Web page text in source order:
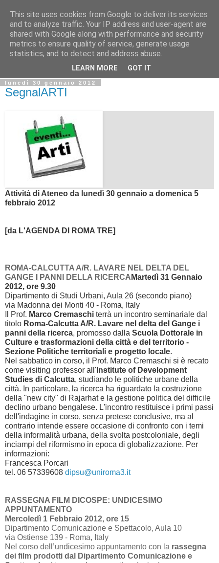
Biblio@rti in
Il Blog della Biblioteca di Area delle arti per condividere
informazioni iniziative incontri
lunedì 30 gennaio 2012
SegnalARTI
Attività di Ateneo da lunedì 30 gennaio a domenica 5
febbraio 2012
[da L'AGENDA DI ROMA TRE]
ROMA-CALCUTTA A/R. LAVARE NEL DELTA DEL
GANGE I PANNI DELLA RICERCA Martedì 31 Gennaio
2012, ore 9.30
Dipartimento di Studi Urbani, Aula 26 (secondo piano)
via Madonna dei Monti 40 - Roma, Italy
Il Prof. Marco Cremaschi terrà un incontro seminariale dal
titolo Roma-Calcutta A/R. Lavare nel delta del Gange i
panni della ricerca, promosso dalla Scuola Dottorale in
Culture e trasformazioni della città e del territorio -
Sezione Politiche territoriali e progetto locale.
Nel sabbatico in corso, il Prof. Marco Cremaschi si è recato
come visiting professor all' Institute of Development
Studies di Calcutta, studiando le politiche urbane della
città. In particolare, la ricerca ha riguardato la costruzione
della "new city" di Rajarhat e la gestione politica del difficile
declino urbano bengalese. L'incontro restituisce i primi passi
dell'indagine in corso, senza pretese conclusive, ma al
contrario intende essere occasione di confronto con i temi
della informalità urbana, della svolta postcoloniale, degli
inciampi del riformismo in epoca di globalizzazione. Per
informazioni:
Francesca Porcari
tel. 06 57339608 dipsu@uniroma3.it
RASSEGNA FILM DICOSPE: UNDICESIMO
APPUNTAMENTO
Mercoledì 1 Febbraio 2012, ore 15
Dipartimento Comunicazione e Spettacolo, Aula 10
via Ostiense 139 - Roma, Italy
Nel corso dell’undicesimo appuntamento con la rassegna
dei film prodotti dal Dipartimento Comunicazione e
This site uses cookies from Google to deliver its services
and to analyze traffic. Your IP address and user-agent are
shared with Google along with performance and security
metrics to ensure quality of service, generate usage
statistics, and to detect and address abuse.
LEARN MORE GOT IT